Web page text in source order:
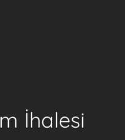
İhalesi